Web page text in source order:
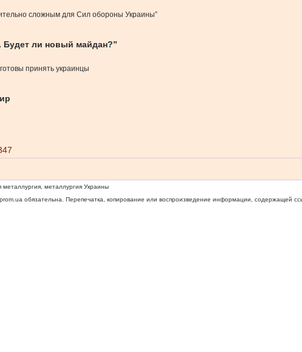
сложным для Сил обороны Украины”
Будет ли новый майдан?”
принять украинцы
металлургия Украины
обязательна. Перепечатка, копирование или воспроизведение информации, содержащей